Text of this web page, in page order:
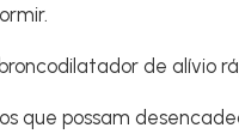
de alívio
que possam